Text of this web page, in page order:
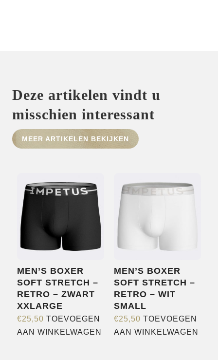
HOME
OVER ONS
MERKEN
NIEUWS
Deze artikelen vindt u
misschien interessant
MEER ARTIKELEN BEKIJKEN
MEN’S BOXER
SOFT STRETCH –
RETRO – ZWART
XXLARGE
€25,50 TOEVOEGEN
AAN WINKELWAGEN
MEN’S BOXER
SOFT STRETCH –
RETRO – WIT
SMALL
€25,50 TOEVOEGEN
AAN WINKELWAGEN